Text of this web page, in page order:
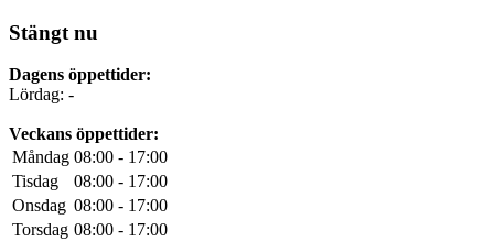
Stängt nu
Dagens öppettider:
Lördag: -
Veckans öppettider:
Måndag 08:00 - 17:00
Tisdag
08:00 - 17:00
Onsdag 08:00 - 17:00
Torsdag 08:00 - 17:00